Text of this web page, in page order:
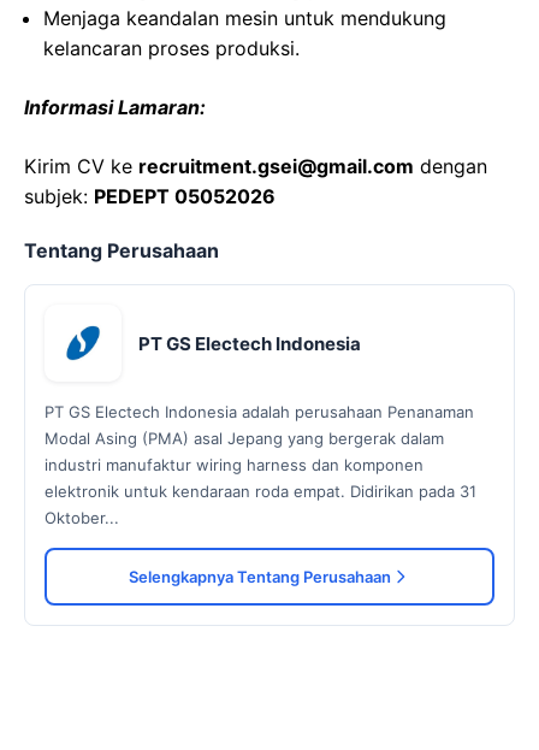
Menjaga keandalan mesin untuk mendukung
kelancaran proses produksi.
Informasi Lamaran:
Kirim CV ke recruitment.gsei@gmail.com dengan
subjek: PEDEPT 05052026
Tentang Perusahaan
PT GS Electech Indonesia
PT GS Electech Indonesia adalah perusahaan Penanaman
Modal Asing (PMA) asal Jepang yang bergerak dalam
industri manufaktur wiring harness dan komponen
elektronik untuk kendaraan roda empat. Didirikan pada 31
Oktober...
Selengkapnya Tentang Perusahaan